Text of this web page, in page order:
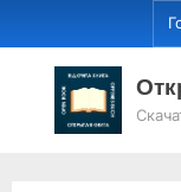
to
content